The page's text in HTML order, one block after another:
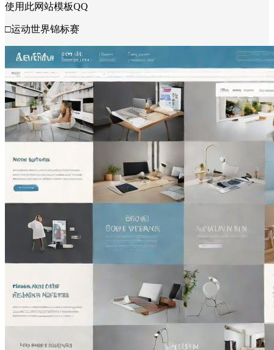
使用此网站模板QQ
□运动世界锦标赛